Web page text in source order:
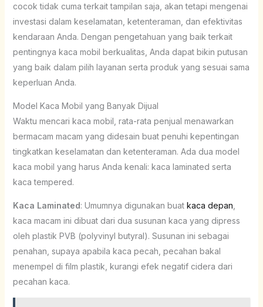
cocok tidak cuma terkait tampilan saja, akan tetapi mengenai
investasi dalam keselamatan, ketenteraman, dan efektivitas
kendaraan Anda. Dengan pengetahuan yang baik terkait
pentingnya kaca mobil berkualitas, Anda dapat bikin putusan
yang baik dalam pilih layanan serta produk yang sesuai sama
keperluan Anda.
Model Kaca Mobil yang Banyak Dijual
Waktu mencari kaca mobil, rata-rata penjual menawarkan
bermacam macam yang didesain buat penuhi kepentingan
tingkatkan keselamatan dan ketenteraman. Ada dua model
kaca mobil yang harus Anda kenali: kaca laminated serta
kaca tempered.
Kaca Laminated: Umumnya digunakan buat kaca depan
kaca macam ini dibuat dari dua susunan kaca yang dipress
oleh plastik PVB (polyvinyl butyral). Susunan ini sebagai
penahan, supaya apabila kaca pecah, pecahan bakal
menempel di film plastik, kurangi efek negatif cidera dari
pecahan kaca.